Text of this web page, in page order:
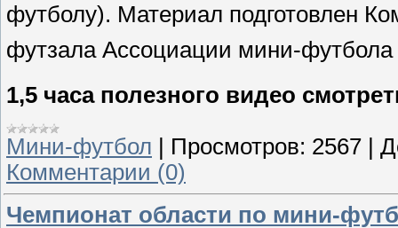
футболу). Материал подготовлен
футзала Ассоциации мини-
1,5 часа полезного видео
Мини-футбол Просмотров: 2567
Комментарии (0)
Чемпионат области по мини-